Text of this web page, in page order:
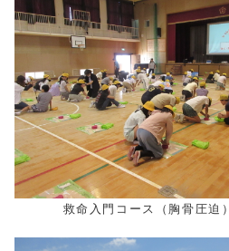
救命入門コース（胸骨圧迫）